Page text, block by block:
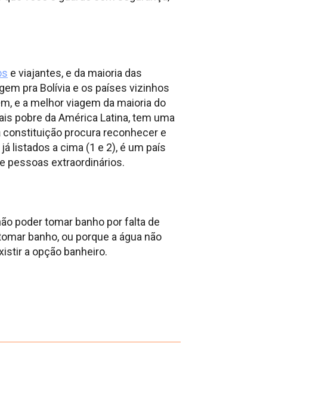
e viajantes, e da maioria das
pra Bolívia e os países vizinhos
e a melhor viagem da maioria do
pobre da América Latina, tem uma
constituição procura reconhecer e
listados a cima (1 e 2), é um país
pessoas extraordinários.
poder tomar banho por falta de
banho, ou porque a água não
a opção banheiro.